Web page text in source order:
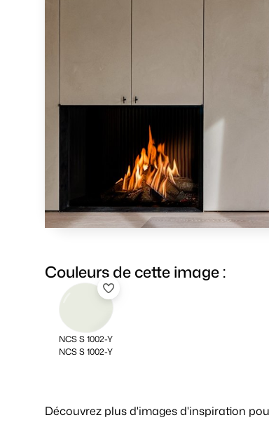
Couleurs de cette image :
NCS S 1002-Y
NCS S 1002-Y
Découvrez plus d'images d'inspiration